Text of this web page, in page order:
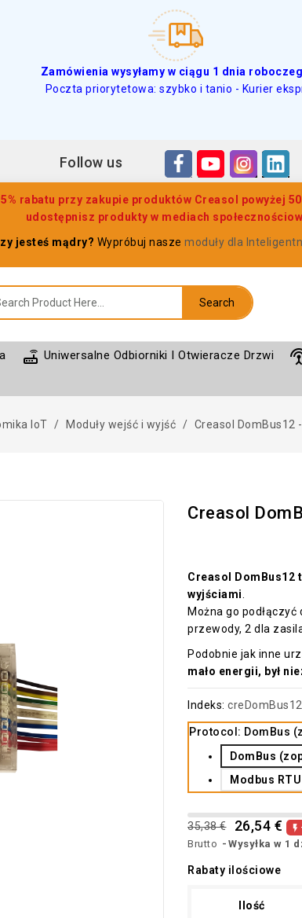
Zamówienia wysyłamy w ciągu 1 dnia
Poczta priorytetowa: szybko i tanio - Kurier
Follow us
5% rabatu przy zakupie produktów Creasol powyżej
udostępnisz produkty w mediach
jesteś mądry? Wypróbuj nasze moduły dla
Search
router Uniwersalne Odbiorniki I Otwieracze Drzwi
IoT Moduły wejść i wyjść Creasol DomBus12
Creasol
Creasol DomBus12
wyjściami
Można go
przewody, 2 dla
Podobnie jak inne
mało energii, był
Indeks: creDomBus12
Protocol: DomBus
DomBus
Modbus
35,38 € 26,54 € 
Brutto Wysyłka w 1
Rabaty ilościowe
Ilość